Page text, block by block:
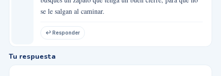
se le salgan al caminar.
↩ Responder
Tu respuesta